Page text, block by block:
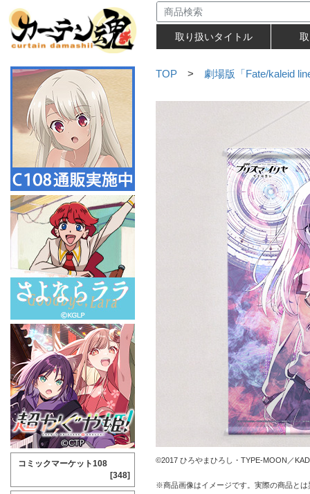
取り扱いタイトル
TOP > 劇場版「Fate/kaleid
©2017 ひろやまひろし・TYPE-MOON／
※商品画像はイメージです。実際の商品と
コミックマーケット108
[348]